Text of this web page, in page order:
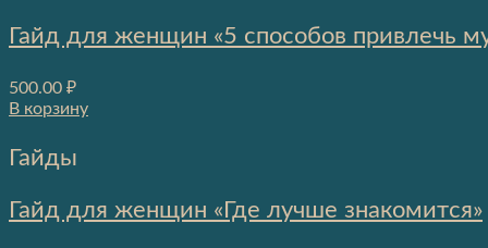
Гайд для женщин «5 способов привлечь
500.00 ₽
В корзину
Гайды
Гайд для женщин «Где лучше знакомится»